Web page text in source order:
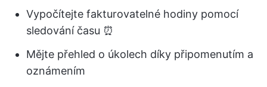
Vypočítejte fakturovatelné hodiny pomocí
sledování času ⏰
Mějte přehled o úkolech díky připomenutím a
oznámením